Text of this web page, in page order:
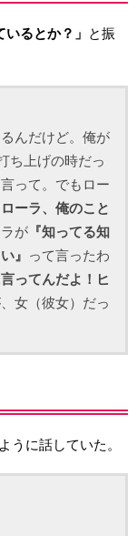
るとか？」 と振
んだけど。俺が
ち上げの時だっ
って。でもロー
ローラ、俺のこと
が『知ってる知
』 って言ったわ
ってんだよ！ヒ
女（彼女）だっ
うに話していた。